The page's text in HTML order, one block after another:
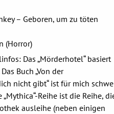
– Geboren, um zu töten
(Horror)
Das „Mörderhotel“ basiert
Buch „Von der
nicht gibt“ ist für mich
Reihe ist die Reihe,
ausleihe (neben einigen